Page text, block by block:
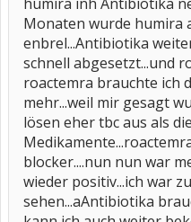
Monaten wurde humira
enbrel...Antibiotika
schnell abgesetzt...und
roactemra brauchte ich
mehr...weil mir gesagt
lösen eher tbc aus als
blocker....nun nun war
wieder positiv...ich war
sehen...aAntibiotika